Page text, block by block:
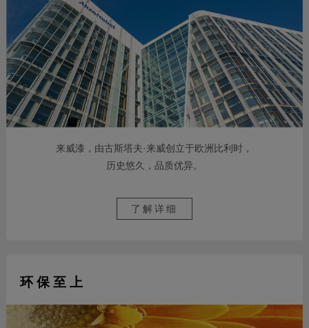
来威漆，由古斯塔夫·来威创立于欧洲比利时，
历史悠久，品质优异。
了解详细
环 保 至 上